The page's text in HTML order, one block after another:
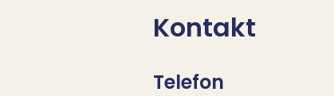
Kontakt
Telefon